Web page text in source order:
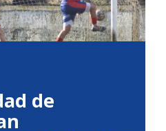
de